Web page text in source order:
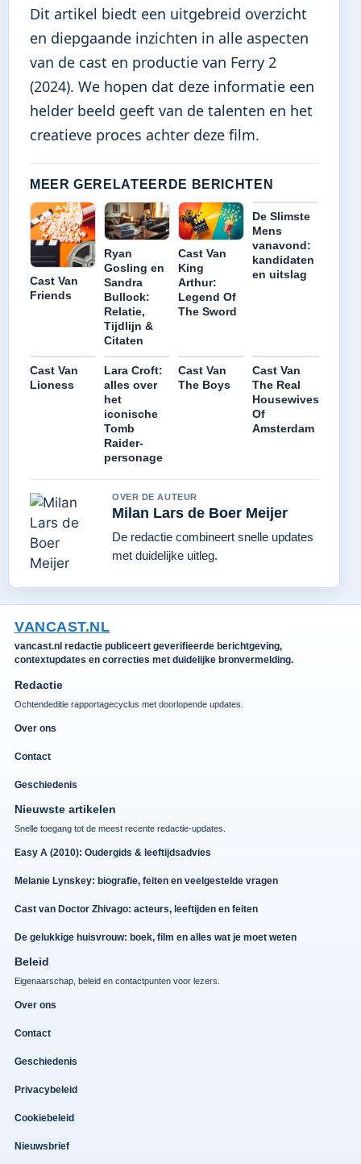
Dit artikel biedt een uitgebreid overzicht
en diepgaande inzichten in alle aspecten
van de cast en productie van Ferry 2
(2024). We hopen dat deze informatie een
helder beeld geeft van de talenten en het
creatieve proces achter deze film.
MEER GERELATEERDE BERICHTEN
Cast Van
Friends
Ryan
Gosling en
Sandra
Bullock:
Relatie,
Tijdlijn &
Citaten
Cast Van
King
Arthur:
Legend Of
The Sword
De Slimste
Mens
vanavond:
kandidaten
en uitslag
Cast Van
Lioness
Lara Croft:
alles over
het
iconische
Tomb
Raider-
personage
Cast Van
The Boys
Cast Van
The Real
Housewives
Of
Amsterdam
OVER DE AUTEUR
Milan Lars de Boer Meijer
De redactie combineert snelle updates
met duidelijke uitleg.
VANCAST.NL
vancast.nl redactie publiceert geverifieerde berichtgeving,
contextupdates en correcties met duidelijke bronvermelding.
Redactie
Ochtendeditie rapportagecyclus met doorlopende updates.
Over ons
Contact
Geschiedenis
Nieuwste artikelen
Snelle toegang tot de meest recente redactie-updates.
Easy A (2010): Oudergids & leeftijdsadvies
Melanie Lynskey: biografie, feiten en veelgestelde vragen
Cast van Doctor Zhivago: acteurs, leeftijden en feiten
De gelukkige huisvrouw: boek, film en alles wat je moet weten
Beleid
Eigenaarschap, beleid en contactpunten voor lezers.
Over ons
Contact
Geschiedenis
Privacybeleid
Cookiebeleid
Nieuwsbrief